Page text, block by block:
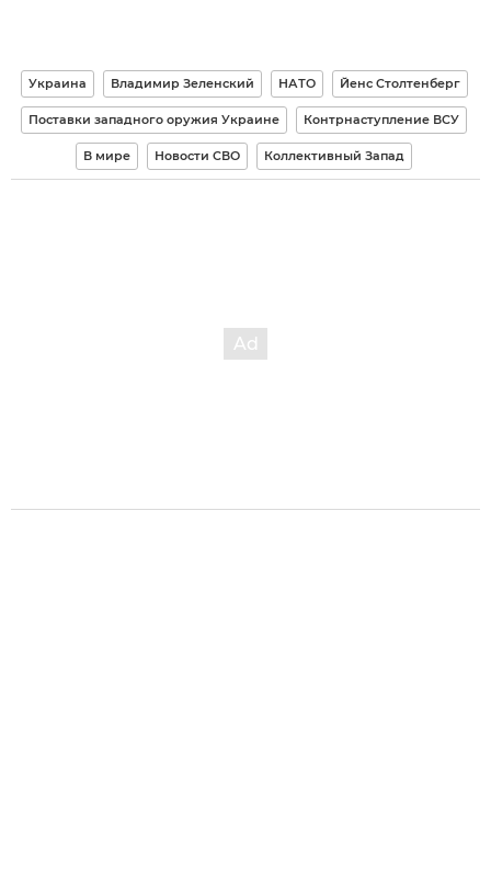
Украина Владимир Зеленский НАТО Йенс Столтенберг
Поставки западного оружия Украине Контрнаступление ВСУ
В мире Новости СВО Коллективный Запад